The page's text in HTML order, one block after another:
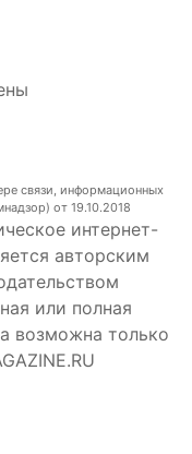
связи, информационных
от 19.10.2018
интернет-
авторским
или полная
возможна только